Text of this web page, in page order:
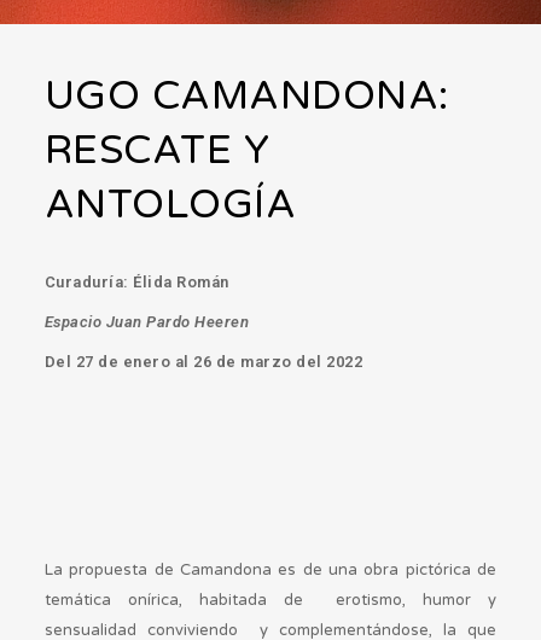
UGO CAMANDONA:
RESCATE Y
ANTOLOGÍA
Curaduría: Élida Román
Espacio Juan Pardo Heeren
Del 27 de enero al 26 de marzo del 2022
La propuesta de Camandona es de una obra pictórica de
temática onírica, habitada de erotismo, humor y
sensualidad conviviendo y complementándose, la que